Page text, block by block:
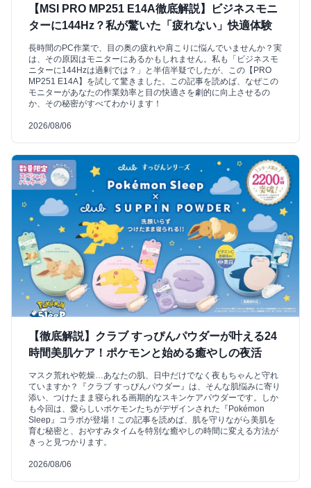
【MSI PRO MP251 E14A徹底解説】ビジネスモニ
ターに144Hz？私が驚いた「疲れない」快適体験
長時間のPC作業で、目の奥の疲れや肩こりに悩んでいませんか？実
は、その原因はモニターにあるかもしれません。私も「ビジネスモ
ニターに144Hzは過剰では？」と半信半疑でしたが、この【PRO
MP251 E14A】を試して驚きました。この記事を読めば、なぜこの
モニターがあなたの作業効率と目の快適さを劇的に向上させるの
か、その秘密がすべてわかります！
2026/08/06
【徹底解説】クラブ すっぴんパウダーが叶える24
時間美肌ケア！ポケモンと始める癒やしの夜活
マスク荒れや乾燥…あなたの肌、日中だけでなく夜もちゃんと守れ
ていますか？『クラブ すっぴんパウダー』は、そんな肌悩みに寄り
添い、つけたまま寝られる画期的なスキンケアパウダーです。しか
も今回は、愛らしいポケモンたちがデザインされた『Pokémon
Sleep』コラボが登場！この記事を読めば、肌を守りながら美肌を
育む秘密と、おやすみタイムを特別な癒やしの時間に変える方法が
きっと見つかります。
2026/08/06